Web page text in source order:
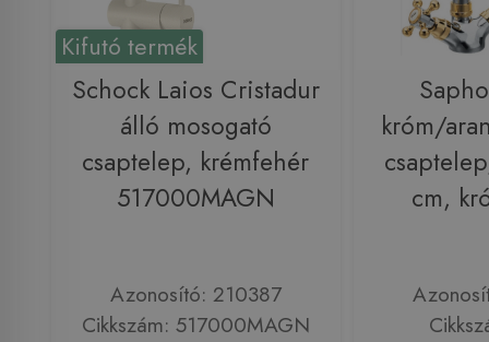
Kifutó termék
Schock Laios Cristadur
álló mosogató
csaptelep, krémfehér
517000MAGN
Azonosító: 210387
Cikkszám: 517000MAGN
króm/
cm,